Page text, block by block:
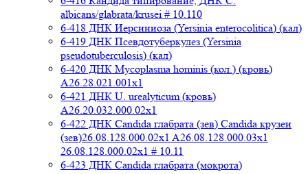
albicans/glabrata/krusei # 10.110
6-418 ДНК Иерсиниоза (Yersinia enterocolitica) (кал)
6-419 ДНК Псевдотуберкулез (Yersinia
pseudotuberculosis) (кал)
6-420 ДНК Mycoplasma hominis (кол.) (кровь)
A26.28.021.001x1
6-421 ДНК U. urealyticum (кровь)
A26.20.032.000.02х1
6-422 ДНК Candida глабрата (зев) Candida крузеи
(зев)26.08.128.000.02x1 A26.08.128.000.03x1
26.08.128.000.02x1 # 10.11
6-423 ДНК Candida глабрата (мокрота)